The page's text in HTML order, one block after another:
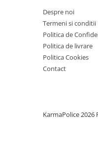
Despre noi
Termeni si conditii
Politica de
Politica de livrare
Politica Cookies
Contact
KarmaPolice 2026